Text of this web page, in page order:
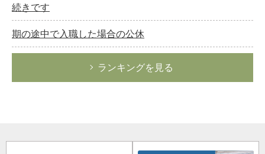
続きです
期の途中で入職した場合の公休
ランキングを見る